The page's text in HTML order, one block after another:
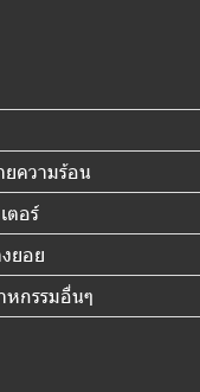
ความร้อน
ตอร์
ยอย
กรรมอื่นๆ